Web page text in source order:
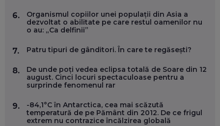
OLIVIU MATEI, HOLISUN: SOFTWARE DE LA CLUJ PENTRU
VERTICALE FĂRĂ PĂMÂNT
EP. 54
VALENTIN VANCEA, CEO AL PATRIA BANK: AUTOMATIZĂM
PROCESE, DAR CE FACEM CÂND PICĂ BAZA DE DATE, LA
EP. 53
6.
Organismul copiilor unei populații din Asia a
dezvoltat o abilitate pe care restul oamenilor nu
o au: „Ca delfinii”
7. Patru tipuri de gânditori. În care te regăsești?
8.
De unde poți vedea eclipsa totală de Soare din 12
august. Cinci locuri spectaculoase pentru a
surprinde fenomenul rar
9.
-84,1°C în Antarctica, cea mai scăzută
temperatură de pe Pământ din 2012. De ce frigul
extrem nu contrazice încălzirea globală